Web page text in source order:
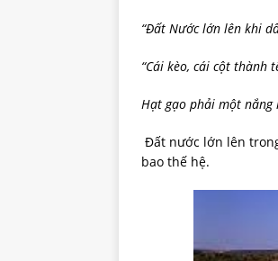
“Đất Nước lớn lên khi
“Cái kèo, cái cột thành
Hạt gạo phải một nắng
Đất nước lớn lên
bao thế hệ.